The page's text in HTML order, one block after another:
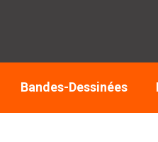
Bandes-Dessinées